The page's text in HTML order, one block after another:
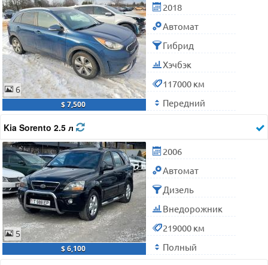
6
$ 7,500
2018
Автомат
Гибрид
Хэчбэк
117000 км
Передний
Kia Sorento 2.5 л
5
$ 6,100
2006
Автомат
Дизель
Внедорожник
219000 км
Полный